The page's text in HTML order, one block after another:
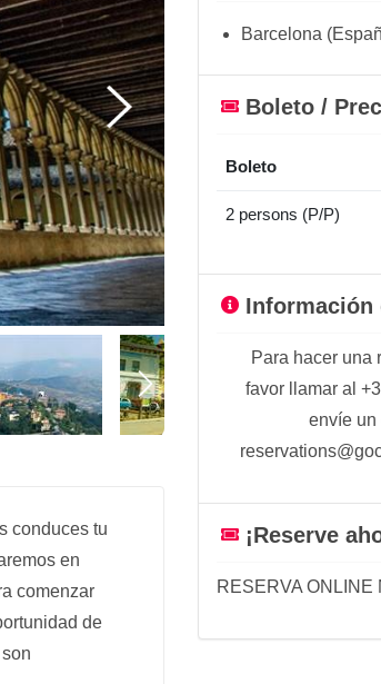
conduces tu
en
comenzar
de
Barcelona
Boleto /
Boleto
2 persons (P/P)
Información
Para hacer una
favor llamar al
envíe un
¡Reserve
RESERVA ONLINE